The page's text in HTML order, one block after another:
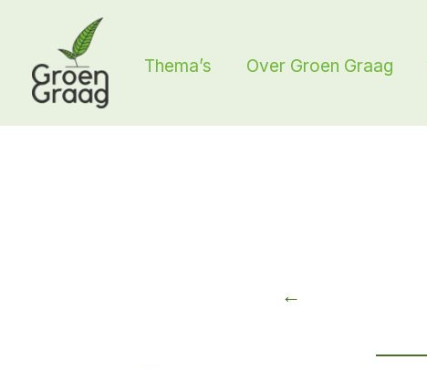
inhoud
Thema’s Over Groen Graag
←